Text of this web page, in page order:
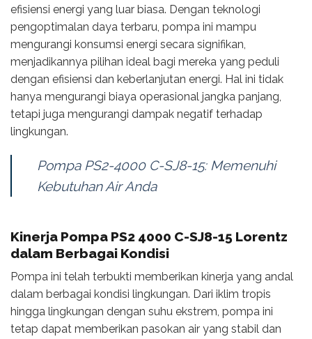
efisiensi energi yang luar biasa. Dengan teknologi
pengoptimalan daya terbaru, pompa ini mampu
mengurangi konsumsi energi secara signifikan,
menjadikannya pilihan ideal bagi mereka yang peduli
dengan efisiensi dan keberlanjutan energi. Hal ini tidak
hanya mengurangi biaya operasional jangka panjang,
tetapi juga mengurangi dampak negatif terhadap
lingkungan.
Pompa PS2-4000 C-SJ8-15: Memenuhi
Kebutuhan Air Anda
Kinerja Pompa PS2 4000 C-SJ8-15 Lorentz
dalam Berbagai Kondisi
Pompa ini telah terbukti memberikan kinerja yang andal
dalam berbagai kondisi lingkungan. Dari iklim tropis
hingga lingkungan dengan suhu ekstrem, pompa ini
tetap dapat memberikan pasokan air yang stabil dan